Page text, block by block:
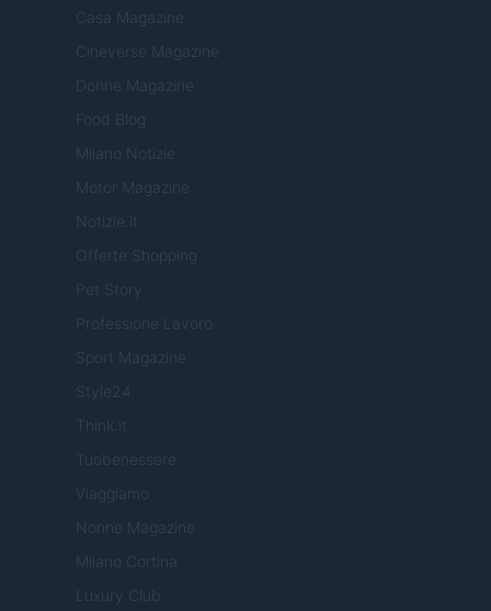
Casa Magazine
Cineverse Magazine
Donne Magazine
Food Blog
Milano Notizie
Motor Magazine
Notizie.it
Offerte Shopping
Pet Story
Professione Lavoro
Sport Magazine
Style24
Think.it
Tuobenessere
Viaggiamo
Nonne Magazine
Milano Cortina
Luxury Club